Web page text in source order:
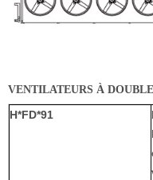
VENTILATEURS À
H*FD*91